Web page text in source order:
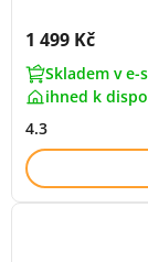
Cena s DPH:
1 499 Kč
Skladem v e-
ihned k
4.3